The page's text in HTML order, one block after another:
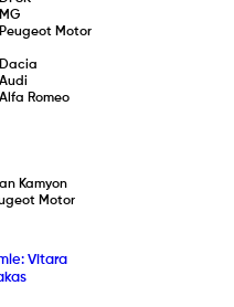
MG
Peugeot Motor
Dacia
Audi
Alfa Romeo
Kamyon
Motor
Vitara